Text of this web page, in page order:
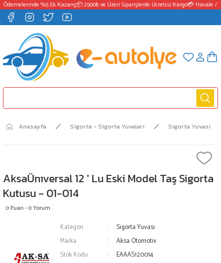
%5 Ek Kazanç📦 2500₺ ve Üzeri Siparişlerde Ücretsiz Kargo💳 Havale /
Anasayfa Sigorta - Sigorta Yuvaları Sigorta Yuvası
AksaÜnıversal 12 ' Lu Eski Model Taş Sigorta
Kutusu - 01-014
0 Puan - 0 Yorum
Kategori
Sigorta Yuvası
Marka
Aksa Otomotiv
Stok Kodu
EAAAS120014